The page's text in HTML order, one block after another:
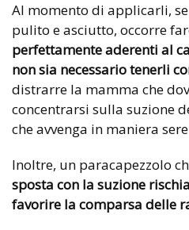
Al momento di applicarli,
pulito e asciutto, occorre
perfettamente aderenti al
non sia necessario tenerli
distrarre la mamma che
concentrarsi sulla suzione
che avvenga in maniera
Inoltre, un paracapezzolo
sposta con la suzione
favorire la comparsa delle